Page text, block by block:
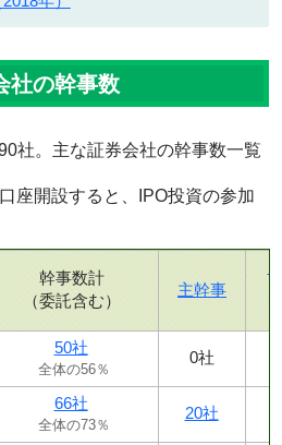
社の幹事数
社。主な証券会社の幹事数一覧
座開設すると、IPO投資の参加
幹事数計
（委託含む）
主幹事
50社
全体の56％
0社
66社
全体の73％
20社